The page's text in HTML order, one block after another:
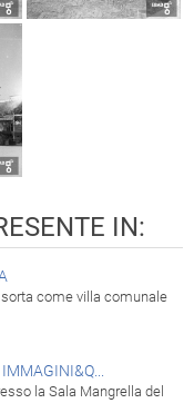
IN:
sorta come villa comunale
IMMAGINI&Q...
la Sala Mangrella del